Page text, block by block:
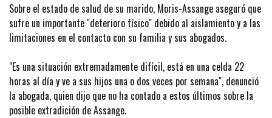
Sobre el estado de salud de su marido, Moris-Assange aseguró que
sufre un importante "deterioro físico" debido al aislamiento y a las
limitaciones en el contacto con su familia y sus abogados.
"Es una situación extremadamente difícil, está en una celda 22
horas al día y ve a sus hijos una o dos veces por semana", denunció
la abogada, quien dijo que no ha contado a estos últimos sobre la
posible extradición de Assange.